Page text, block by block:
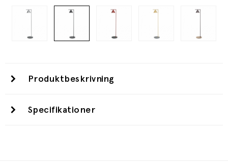
Produktbeskrivning
Specifikationer